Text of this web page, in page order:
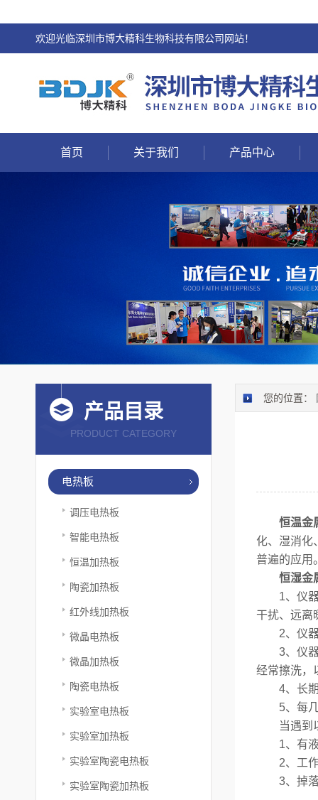
欢迎光临深圳市博大精科生物科技有限公司网站！
首页 关于我们 产品中心
产品目录
PRODUCT CATEGORY
电热板
调压电热板
智能电热板
恒温加热板
陶瓷加热板
红外线加热板
微晶电热板
微晶加热板
陶瓷电热板
实验室电热板
实验室加热板
实验室陶瓷电热板
实验室陶瓷加热板
您的位置：
恒温金
化、湿消化
普遍的应用
恒湿金
1、仪器
干扰、远离
2、仪器
3、仪器
经常擦洗，
4、长期
5、每几
当遇到以
1、有液
2、工作
3、掉落